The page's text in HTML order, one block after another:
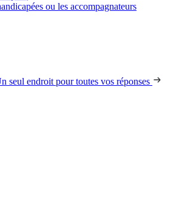
ou les accompagnateurs
seul endroit pour toutes vos réponses